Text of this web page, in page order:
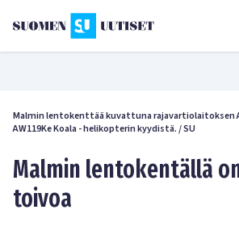
Malmin lentokenttää kuvattuna rajavartiolaitoksen
AW119Ke Koala - helikopterin kyydistä./SU
Malmin lentokentällä
toivoa